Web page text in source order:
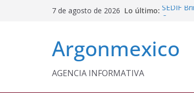
7 de agosto de 2026 Lo último: SEDIF
Argonmexico
AGENCIA INFORMATIVA